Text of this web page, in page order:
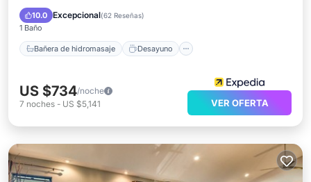
10.0 Excepcional(62 Reseñas)
1 Baño
Bañera de hidromasaje Desayuno
Aparcamiento
US $734/noche
7 noches - US $5,141 VER OFERTA